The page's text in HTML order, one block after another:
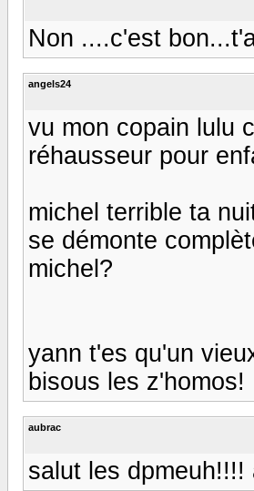
Non ....c'est
angels24
vu mon copain lulu
réhausseur pour
michel terrible ta
se démonte
michel?
yann t'es qu'un
bisous les z'homos!
aubrac
salut les